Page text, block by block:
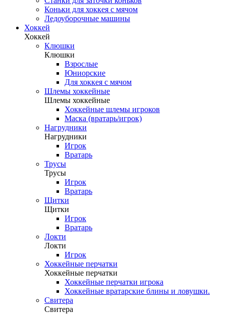
Коньки для хоккея с мячом
Ледоуборочные машины
Хоккей
Хоккей
Клюшки
Клюшки
Взрослые
Юниорские
Для хоккея с мячом
Шлемы хоккейные
Шлемы хоккейные
Хоккейные шлемы игроков
Маска (вратарь/игрок)
Нагрудники
Нагрудники
Игрок
Вратарь
Трусы
Трусы
Игрок
Вратарь
Щитки
Щитки
Игрок
Вратарь
Локти
Локти
Игрок
Хоккейные перчатки
Хоккейные перчатки
Хоккейные перчатки игрока
Хоккейные вратарские блины и ловушки.
Свитера
Свитера